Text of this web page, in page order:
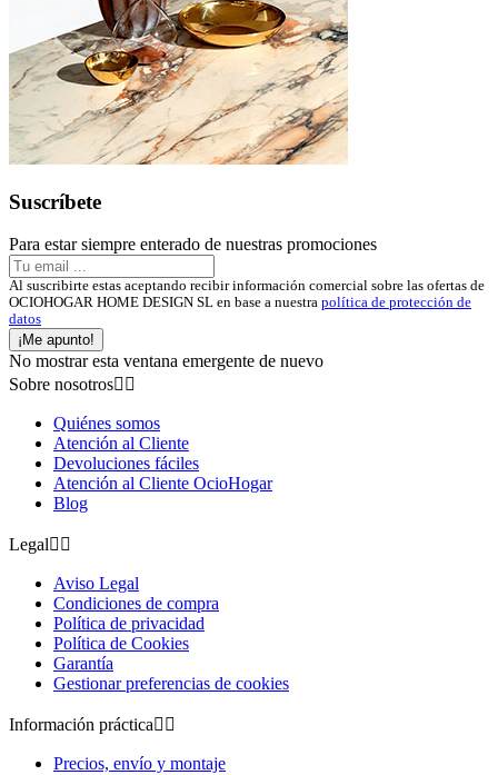
Suscríbete
Para estar siempre enterado de nuestras promociones
Al suscribirte estas aceptando recibir información comercial sobre las ofertas de
OCIOHOGAR HOME DESIGN SL en base a nuestra política de protección de
datos
¡Me apunto!
No mostrar esta ventana emergente de nuevo
Sobre nosotros 
Quiénes somos
Atención al Cliente
Devoluciones fáciles
Atención al Cliente OcioHogar
Blog
Legal 
Aviso Legal
Condiciones de compra
Política de privacidad
Política de Cookies
Garantía
Gestionar preferencias de cookies
Información práctica 
Precios, envío y montaje